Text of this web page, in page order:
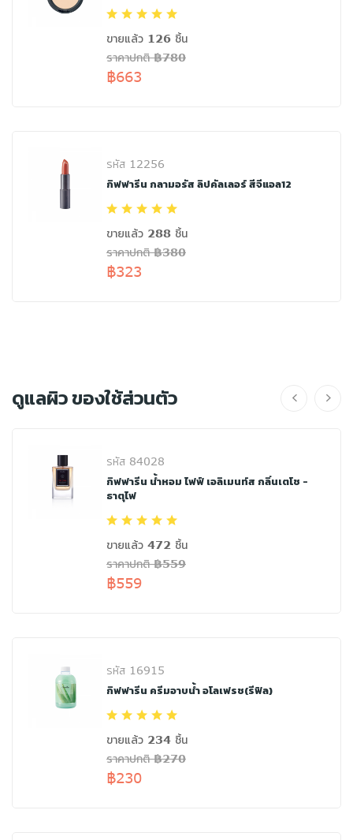
ขายแล้ว 126 ชิ้น
ราคาปกติ ฿780
฿663
รหัส 12256
กิฟฟารีน กลามอรัส ลิปคัลเลอร์ สีจีแอล12
ขายแล้ว 288 ชิ้น
ราคาปกติ ฿380
฿323
ดูแลผิว ของใช้ส่วนตัว
รหัส 84028
กิฟฟารีน น้ำหอม ไฟฟ์ เอลิเมนท์ส กลิ่นเตโช -
ธาตุไฟ
ขายแล้ว 472 ชิ้น
ราคาปกติ ฿559
฿559
รหัส 16915
กิฟฟารีน ครีมอาบน้ำ อโลเฟรช(รีฟิล)
ขายแล้ว 234 ชิ้น
ราคาปกติ ฿270
฿230